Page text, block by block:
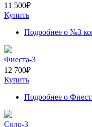
11 500₽
Купить
Подробнее о №3
Фиеста-3
12 700₽
Купить
Подробнее о
Соло-3